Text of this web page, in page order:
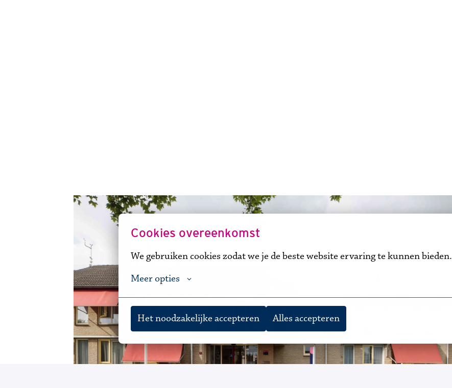
Cookies overeenkomst
We gebruiken cookies zodat we je de beste website ervaring te kunnen bieden.
Meer opties
Het noodzakelijke accepteren Alles accepteren